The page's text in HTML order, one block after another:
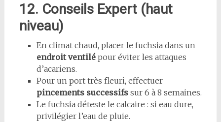
12. Conseils Expert (haut
niveau)
En climat chaud, placer le fuchsia dans un
endroit ventilépour éviter les attaques
d’acariens.
Pour un port très fleuri, effectuer
pincements successifssur 6 à 8 semaines.
Le fuchsia déteste le calcaire : si eau dure,
privilégier l’eau de pluie.